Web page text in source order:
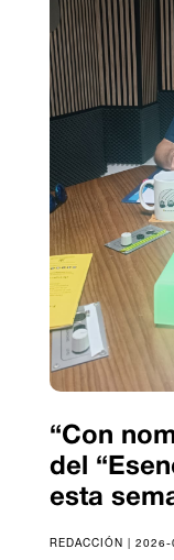
“Con
del
esta
REDACCIÓN |